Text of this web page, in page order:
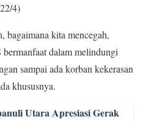
4)
bagaimana kita mencegah,
dalam melindungi
sampai ada korban kekerasan
khususnya.
Utara Apresiasi Gerak